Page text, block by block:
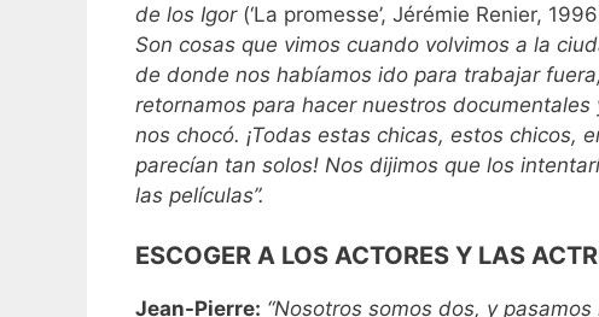
de los Igor (‘La promesse’, Jérémie Renier,
Son cosas que vimos cuando volvimos a la
de donde nos habíamos ido para trabajar
retornamos para hacer nuestros documentales
nos chocó. ¡Todas estas chicas, estos chicos,
parecían tan solos! Nos dijimos que los
las películas”.
ESCOGER A LOS ACTORES Y LAS
Jean-Pierre: “Nosotros somos dos, y